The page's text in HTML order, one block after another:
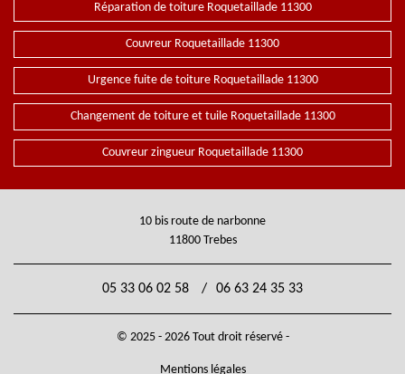
Réparation de toiture Roquetaillade 11300
Couvreur Roquetaillade 11300
Urgence fuite de toiture Roquetaillade 11300
Changement de toiture et tuile Roquetaillade 11300
Couvreur zingueur Roquetaillade 11300
10 bis route de narbonne
11800 Trebes
05 33 06 02 58 / 06 63 24 35 33
© 2025 - 2026 Tout droit réservé -
Mentions légales